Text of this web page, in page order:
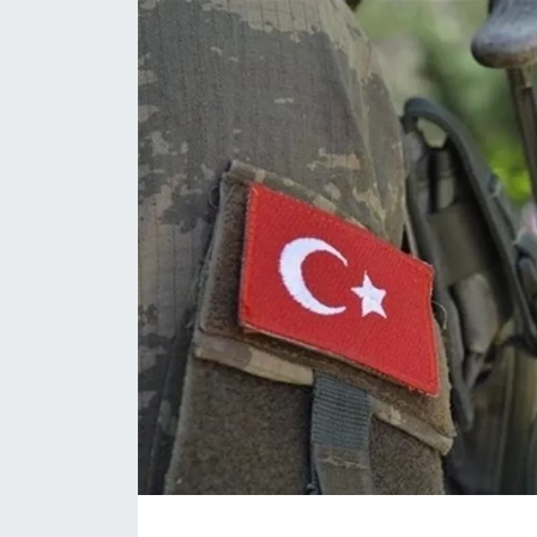
Daday Haberleri
Devrekani Haberleri
Doğanyurt Haberleri
Hanönü Haberleri
İhsangazi Haberleri
İnebolu Haberleri
Küre Haberleri
Merkez Haberleri